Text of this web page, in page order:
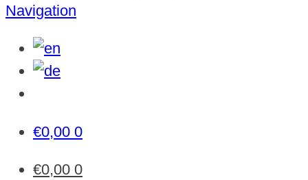
nach:
Navigation
€0,00 0
€0,00 0